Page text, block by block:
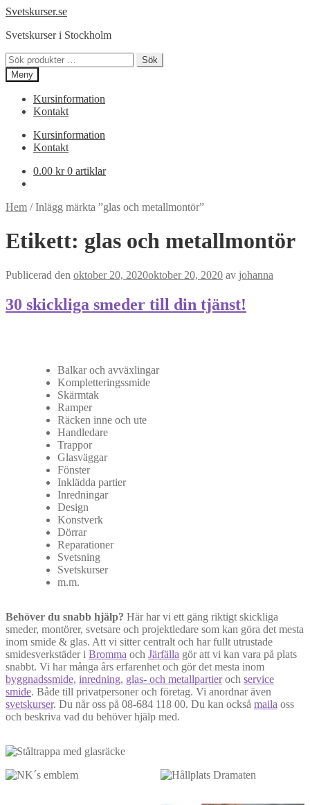
Hoppa
navigering
Hoppa
innehåll
Svetskurser.se
Svetskurser i Stockholm
Sök
efter:
Sök
Meny
Kursinformation
Kontakt
Kursinformation
Kontakt
0.00 kr 0 artiklar
Hem /Inlägg märkta ”glas och metallmontör”
Etikett: glas och metallmontör
Publicerad den oktober 20, 2020oktober 20, 2020 av johanna
30 skickliga smeder till din tjänst!
Balkar och avväxlingar
Kompletteringssmide
Skärmtak
Ramper
Räcken inne och ute
Handledare
Trappor
Glasväggar
Fönster
Inklädda partier
Inredningar
Design
Konstverk
Dörrar
Reparationer
Svetsning
Svetskurser
m.m.
Behöver du snabb hjälp? Här har vi ett gäng riktigt skickliga
smeder, montörer, svetsare och projektledare som kan göra det mesta
inom smide & glas. Att vi sitter centralt och har fullt utrustade
smidesverkstäder i Bromma och Järfälla gör att vi kan vara på plats
snabbt. Vi har många års erfarenhet och gör det mesta inom
byggnadssmide, inredning, glas- och metallpartieroch service
smide. Både till privatpersoner och företag. Vi anordnar även
svetskurser. Du når oss på 08-684 118 00. Du kan också maila oss
och beskriva vad du behöver hjälp med.